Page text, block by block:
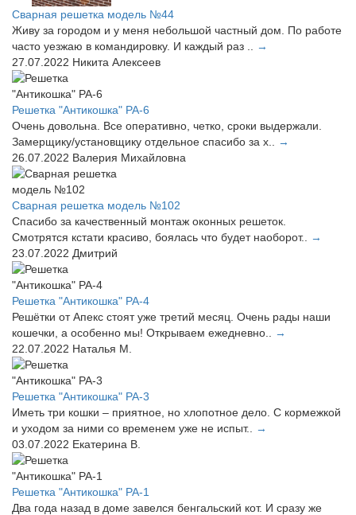
Сварная решетка модель №44
Живу за городом и у меня небольшой частный дом. По работе
часто уезжаю в командировку. И каждый раз ..
→
27.07.2022 Никита Алексеев
Решетка "Антикошка" РА-6
Очень довольна. Все оперативно, четко, сроки выдержали.
Замерщику/установщику отдельное спасибо за х..
→
26.07.2022 Валерия Михайловна
Сварная решетка модель №102
Спасибо за качественный монтаж оконных решеток.
Смотрятся кстати красиво, боялась что будет наоборот..
→
23.07.2022 Дмитрий
Решетка "Антикошка" РА-4
Решётки от Апекс стоят уже третий месяц. Очень рады наши
кошечки, а особенно мы! Открываем ежедневно..
→
22.07.2022 Наталья М.
Решетка "Антикошка" РА-3
Иметь три кошки – приятное, но хлопотное дело. С кормежкой
и уходом за ними со временем уже не испыт..
→
03.07.2022 Екатерина В.
Решетка "Антикошка" РА-1
Два года назад в доме завелся бенгальский кот. И сразу же